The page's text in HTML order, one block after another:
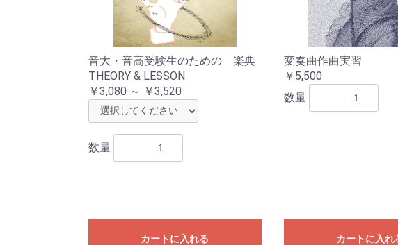
音大・音高受験生のための 楽典
THEORY & LESSON
￥3,080 ～ ￥3,520
数量
カートに入れる
変奏曲作曲実習
￥5,500
数量
カートに入れ